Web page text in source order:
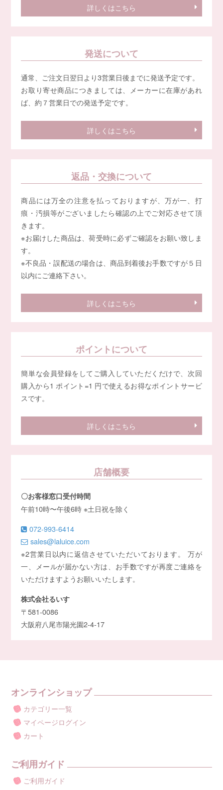
詳しくはこちら
発送について
通常、ご注文日翌日より3営業日後までに発送予定です。
お取り寄せ商品につきましては、メーカーに在庫があれ
ば、約７営業日での発送予定です。
詳しくはこちら
返品・交換について
商品には万全の注意を払っておりますが、万が一、打
痕・汚損等がございましたら確認の上でご対応させて頂
きます。
※お届けした商品は、荷受時に必ずご確認をお願い致しま
す。
※不良品・誤配送の場合は、商品到着後お手数ですが５日
以内にご連絡下さい。
詳しくはこちら
ポイントについて
簡単な会員登録をしてご購入していただくだけで、次回
購入から1 ポイント=1 円で使えるお得なポイントサービ
スです。
詳しくはこちら
店舗概要
〇お客様窓口受付時間
午前10時〜午後6時 ※土日祝を除く
072-993-6414
sales@laluice.com
※2営業日以内に返信させていただいております。 万が
一、メールが届かない方は、お手数ですが再度ご連絡を
いただけますようお願いいたします。
株式会社るいす
〒581-0086
大阪府八尾市陽光園2-4-17
オンラインショップ
カテゴリー一覧
マイページログイン
カート
ご利用ガイド
ご利用ガイド